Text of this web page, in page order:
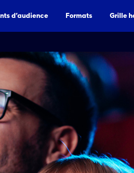
d’audience Formats Grille